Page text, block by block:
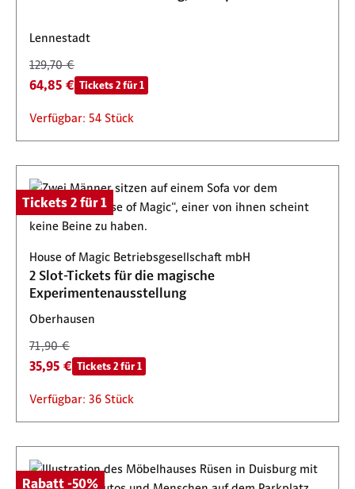
Lennestadt
129,70 €
64,85 € Tickets 2 für 1
Verfügbar: 54 Stück
Tickets 2 für 1
House of Magic Betriebsgesellschaft mbH
2 Slot-Tickets für die magische
Experimentenausstellung
Oberhausen
71,90 €
35,95 € Tickets 2 für 1
Verfügbar: 36 Stück
Rabatt -50%